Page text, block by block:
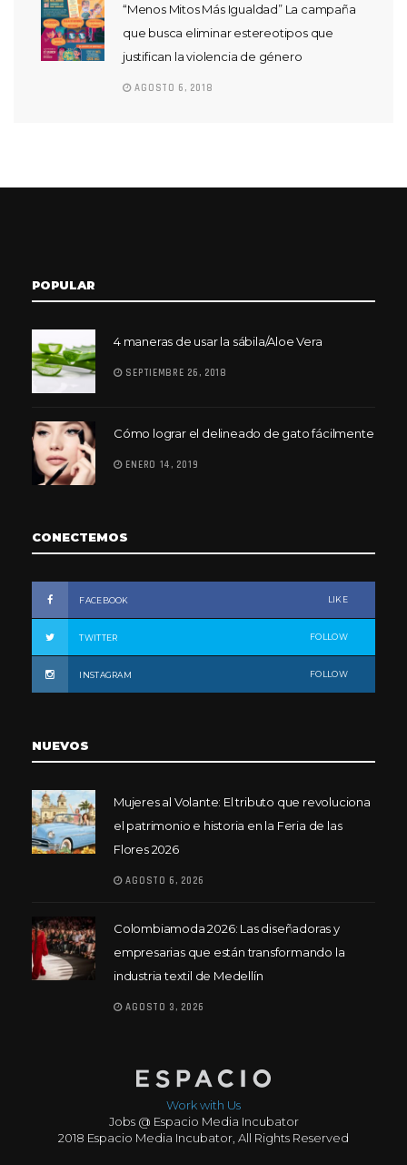
“Menos Mitos Más Igualdad” La campaña
que busca eliminar estereotipos que
justifican la violencia de género
AGOSTO 6, 2018
POPULAR
4 maneras de usar la sábila/Aloe Vera
SEPTIEMBRE 26, 2018
Cómo lograr el delineado de gato fácilmente
ENERO 14, 2019
CONECTEMOS
FACEBOOK LIKE
TWITTER FOLLOW
INSTAGRAM FOLLOW
NUEVOS
Mujeres al Volante: El tributo que revoluciona
el patrimonio e historia en la Feria de las
Flores 2026
AGOSTO 6, 2026
Colombiamoda 2026: Las diseñadoras y
empresarias que están transformando la
industria textil de Medellín
AGOSTO 3, 2026
Work with Us
Jobs @ Espacio Media Incubator
2018 Espacio Media Incubator, All Rights Reserved